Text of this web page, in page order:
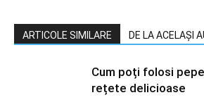
ARTICOLE SIMILARE DE LA ACELAȘI
Cum poți folosi
rețete delicioase